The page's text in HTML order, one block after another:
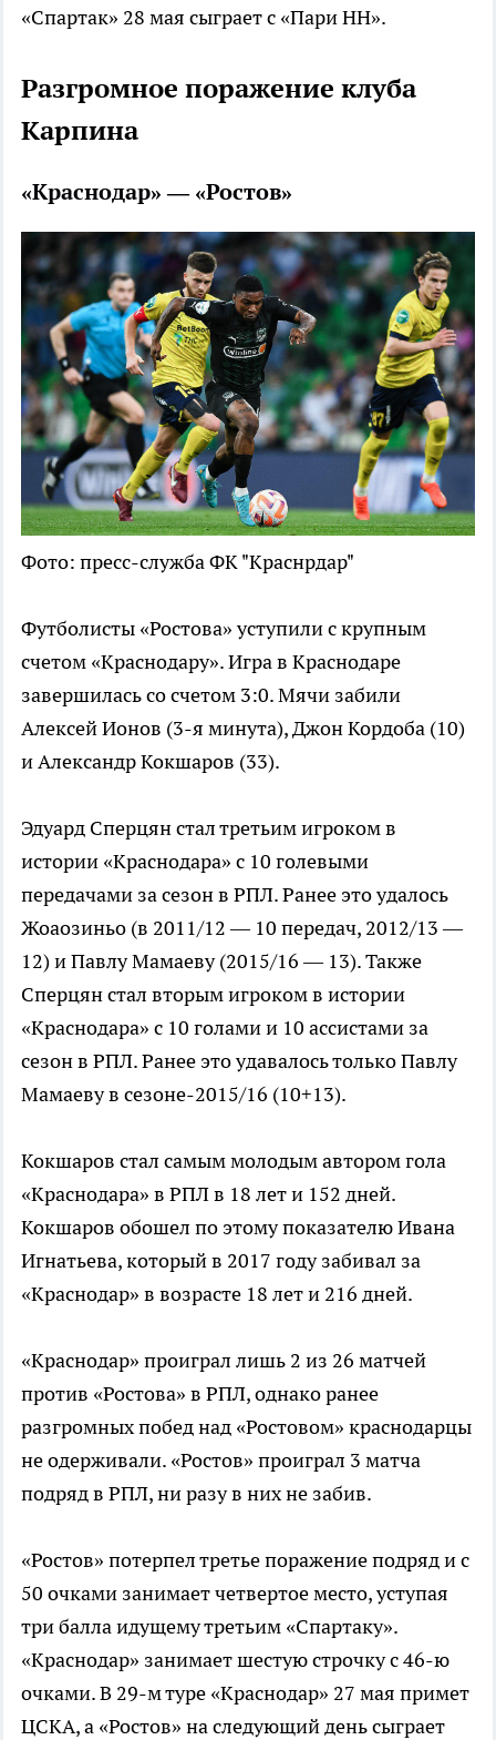
«Спартак» 28 мая сыграет с «Пари НН».
Разгромное поражение клуба
Карпина
«Краснодар» — «Ростов»
Фото: пресс-служба ФК "Краснрдар"
Футболисты «Ростова» уступили с крупным
счетом «Краснодару». Игра в Краснодаре
завершилась со счетом 3:0. Мячи забили
Алексей Ионов (3-я минута), Джон Кордоба (10)
и Александр Кокшаров (33).
Эдуард Сперцян стал третьим игроком в
истории «Краснодара» с 10 голевыми
передачами за сезон в РПЛ. Ранее это удалось
Жоаозиньо (в 2011/12 — 10 передач, 2012/13 —
12) и Павлу Мамаеву (2015/16 — 13). Также
Сперцян стал вторым игроком в истории
«Краснодара» с 10 голами и 10 ассистами за
сезон в РПЛ. Ранее это удавалось только Павлу
Мамаеву в сезоне-2015/16 (10+13).
Кокшаров стал самым молодым автором гола
«Краснодара» в РПЛ в 18 лет и 152 дней.
Кокшаров обошел по этому показателю Ивана
Игнатьева, который в 2017 году забивал за
«Краснодар» в возрасте 18 лет и 216 дней.
«Краснодар» проиграл лишь 2 из 26 матчей
против «Ростова» в РПЛ, однако ранее
разгромных побед над «Ростовом» краснодарцы
не одерживали. «Ростов» проиграл 3 матча
подряд в РПЛ, ни разу в них не забив.
«Ростов» потерпел третье поражение подряд и с
50 очками занимает четвертое место, уступая
три балла идущему третьим «Спартаку».
«Краснодар» занимает шестую строчку с 46-ю
очками. В 29-м туре «Краснодар» 27 мая примет
ЦСКА, а «Ростов» на следующий день сыграет